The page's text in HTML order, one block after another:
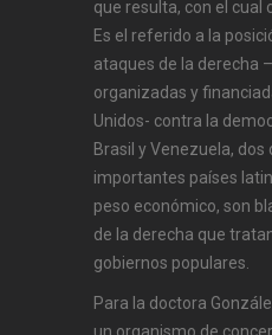
que resulta, con el cual
Es el referido a la
ataques de la derecha
organizadas y
Unidos- contra la
Brasil y Venezuela, dos
importantes países
peso económico, son
de la derecha que
gobiernos populares.
Para la doctora